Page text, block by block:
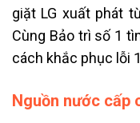
giặt LG xuất phát
Cùng Bảo trì số 1
cách khắc phục lỗi
Nguồn nước cấp